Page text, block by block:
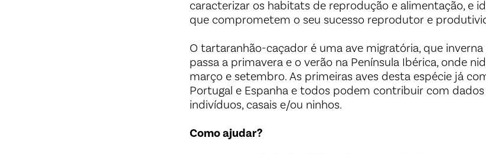
caracterizar os habitats de reprodução e alimentação, e
que comprometem o seu sucesso reprodutor e
O tartaranhão-caçador é uma ave migratória, que inverna
passa a primavera e o verão na Península Ibérica, onde
março e setembro. As primeiras aves desta espécie já
Portugal e Espanha e todos podem contribuir com
indivíduos, casais e/ou ninhos.
Como ajudar?